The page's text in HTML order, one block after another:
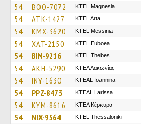
54 BOO-7072 ΚΤΕL Magnesia
54 ATK-1427 KTEL Arta
54 KMX-3620 KTEL Messinia
54 XAT-2150 ΚΤΕL Euboea
54 BIN-9216 KTEL Thebes
54 AKH-5290 ΚΤΕΛ Λακωνίας
54 INY-1630 KTEAL Ioannina
54 PPZ-8473 KTEAL Larissa
54 KYM-8616 ΚΤΕΛ Κέρκυρα
54 NIX-9564 KTEL Thessaloniki